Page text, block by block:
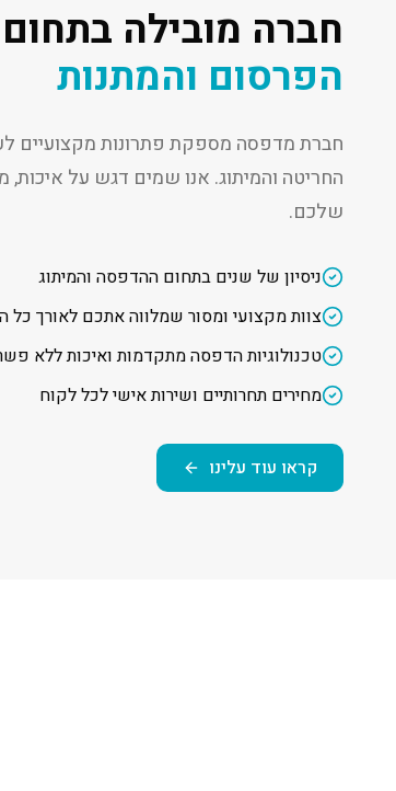
חברה מובילה בתחום
הפרסום והמתנות
חברת מדפסה מספקת פתרונות מקצועיים
החריטה והמיתוג. אנו שמים דגש על
שלכם.
ניסיון של שנים בתחום ההדפסה והמיתוג
צוות מקצועי ומסור שמלווה אתכם לאורך כל
טכנולוגיות הדפסה מתקדמות ואיכות ללא
מחירים תחרותיים ושירות אישי לכל לקוח
קראו עוד עלינו